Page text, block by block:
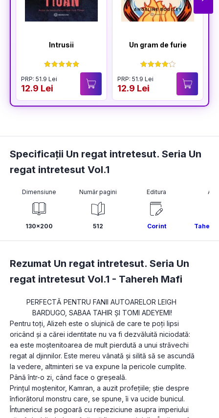
Intrusii
PRP: 51.9 Lei
12.9 Lei
Un gram de furie
PRP: 51.9 Lei
12.9 Lei
Specificații Un regat intretesut. Seria Un
regat intretesut Vol.1
Dimensiune
130x200
Număr pagini
512
Editura
Corint
Rezumat Un regat intretesut. Seria Un
regat intretesut Vol.1 - Tahereh Mafi
PERFECTĂ PENTRU FANII AUTOARELOR LEIGH
BARDUGO, SABAA TAHIR ȘI TOMI ADEYEMI!
Pentru toți, Alizeh este o slujnică de care te poți lipsi
oricând și a cărei identitate nu va fi dezvăluită niciodată:
ea este moștenitoarea de mult pierdută a unui străvechi
regat al djinnilor. Este mereu vânată și silită să se ascundă
la vedere, altminteri se va expune la pericole cumplite.
Până într-o zi, când face o greșeală.
Prințul moștenitor, Kamran, a auzit profețiile; știe despre
înfiorătorul monstru care, se spune, îi va ucide bunicul.
Întunericul se pogoară cu repeziciune asupra imperiului